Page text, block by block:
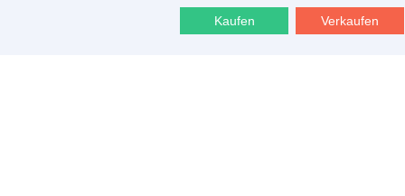
Kaufen Verkaufen